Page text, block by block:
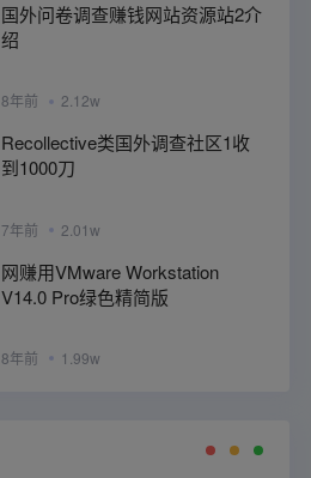
国外问卷调查赚钱网站资源站2介
绍
8年前 2.12w
Recollective类国外调查社区1收
到1000刀
7年前 2.01w
网赚用VMware Workstation
V14.0 Pro绿色精简版
8年前 1.99w